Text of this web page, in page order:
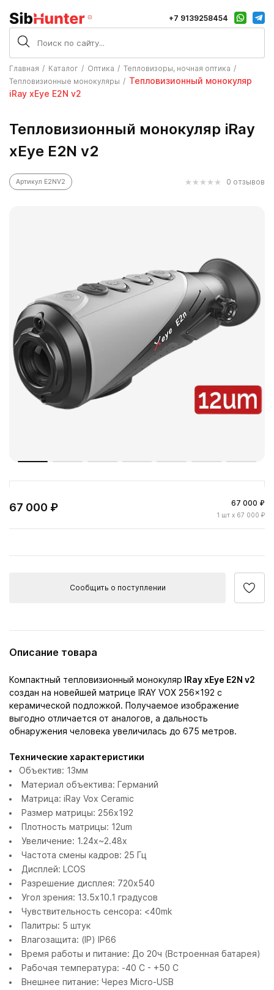
+7 9139258454
Главная Каталог Оптика
Тепловизоры, ночная оптика
Тепловизионные монокуляры
Тепловизионный монокуляр
iRay xEye E2N v2
Тепловизионный монокуляр iRay
xEye E2N v2
Артикул E2NV2 0 отзывов
67 000 ₽ 67 000 ₽
1 шт x 67 000 ₽
Сообщить о поступлении
Описание товара
Компактный тепловизионный монокуляр IRay xEye E2N v2
создан на новейшей матрице IRAY VOX 256x192 с
керамической подложкой. Получаемое изображение
выгодно отличается от аналогов, а дальность
обнаружения человека увеличилась до 675 метров.
Технические характеристики
Объектив: 13мм
Материал объектива: Германий
Матрица: iRay Vox Ceramic
Размер матрицы: 256x192
Плотность матрицы: 12um
Увеличение: 1.24x~2.48x
Частота смены кадров: 25 Гц
Дисплей: LCOS
Разрешение дисплея: 720x540
Угол зрения: 13.5x10.1 градусов
Чувствительность сенсора: <40mk
Палитры: 5 штук
Влагозащита: (IP) IP66
Время работы и питание: До 20ч (Встроенная батарея)
Рабочая температура: -40 C - +50 C
Внешнее питание: Через Micro-USB